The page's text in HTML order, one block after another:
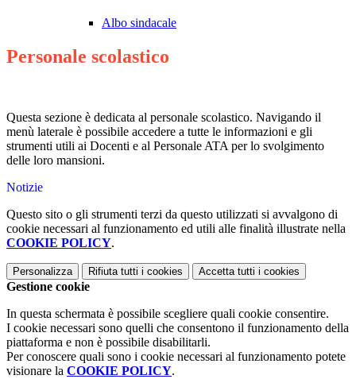
Albo sindacale
Personale scolastico
Questa sezione è dedicata al personale scolastico. Navigando il
menù laterale è possibile accedere a tutte le informazioni e gli
strumenti utili ai Docenti e al Personale ATA per lo svolgimento
delle loro mansioni.
Notizie
Questo sito o gli strumenti terzi da questo utilizzati si avvalgono di
cookie necessari al funzionamento ed utili alle finalità illustrate nella
COOKIE POLICY.
Personalizza Rifiuta tutti i cookies Accetta tutti i cookies
Gestione cookie
In questa schermata è possibile scegliere quali cookie consentire.
I cookie necessari sono quelli che consentono il funzionamento della
piattaforma e non è possibile disabilitarli.
Per conoscere quali sono i cookie necessari al funzionamento potete
visionare la COOKIE POLICY.